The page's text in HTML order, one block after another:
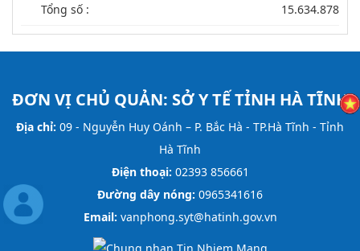
Tổng số : 15.634.878
ĐƠN VỊ CHỦ QUẢN: SỞ Y TẾ TỈNH HÀ TĨNH
Địa chỉ: 09 - Nguyễn Huy Oánh – P. Bắc Hà - TP.Hà Tĩnh - Tỉnh
Hà Tĩnh
Điện thoại: 02393 856661
Đường dây nóng: 0965341616
Email: vanphong.syt@hatinh.gov.vn